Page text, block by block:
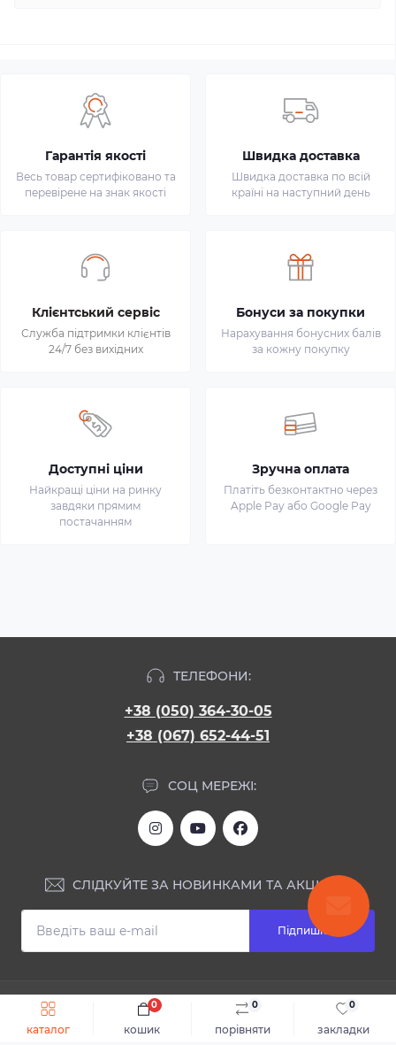
каталог порівняти
0
закладки
0
кошик
0
Швидке замовлення До кошика
Гарантія якості
Весь товар сертифіковано та
перевірене на знак якості
Швидка доставка
Швидка доставка по всій
країні на наступний день
Клієнтський сервіс
Служба підтримки клієнтів
24/7 без вихідних
Бонуси за покупки
Нарахування бонусних балів
за кожну покупку
Доступні ціни
Найкращі ціни на ринку
завдяки прямим
постачанням
Зручна оплата
Платіть безконтактно через
Apple Pay або Google Pay
ТЕЛЕФОНИ:
+38 (050) 364-30-05
+38 (067) 652-44-51
СОЦ МЕРЕЖІ:
СЛІДКУЙТЕ ЗА НОВИНКАМИ ТА АКЦІЯМИ:
Підпишіться
ІНФОРМАЦІЯ